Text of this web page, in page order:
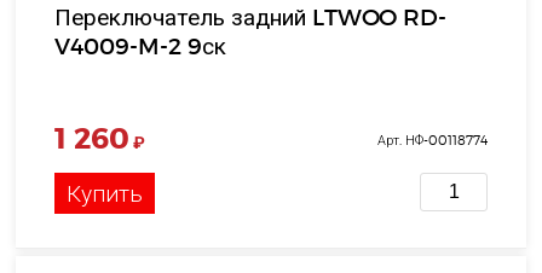
Переключатель задний LTWOO RD-
V4009-M-2 9ск
1 260 ₽ Арт. НФ-00118774
Купить